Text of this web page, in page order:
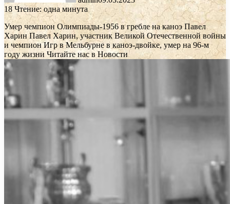
18Чтение: одна минута
Умер чемпион Олимпиады-1956 в гребле на каноэ Павел
ХаринПавел Харин, участник Великой Отечественной войны
и чемпион Игр в Мельбурне в каноэ-двойке, умер на 96-м
году жизни Читайте нас в Новости